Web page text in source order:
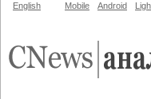
English Mobile Android